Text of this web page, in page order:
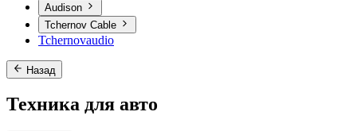
Audison
Tchernov Cable
Tchernovaudio
Назад
Техника для авто